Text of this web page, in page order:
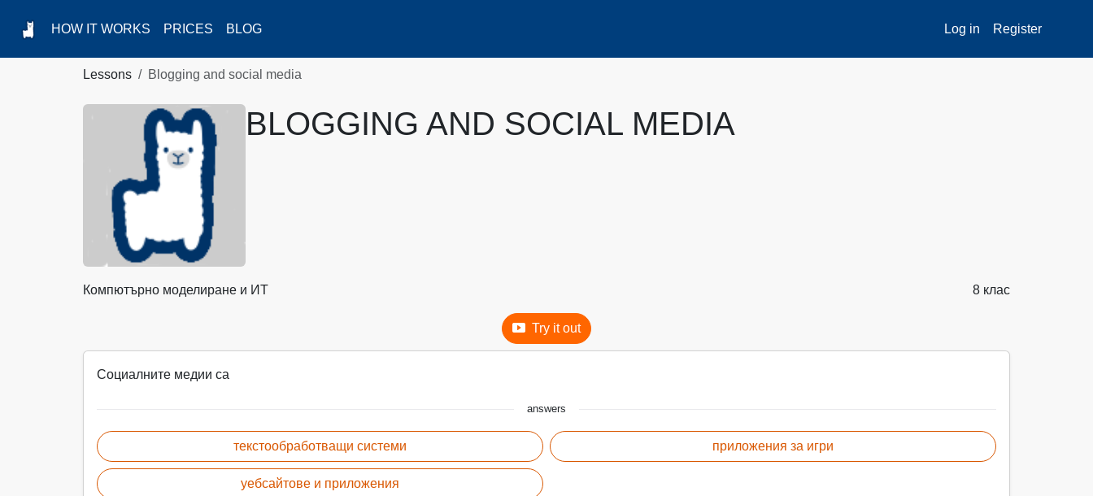
HOW IT WORKS PRICES BLOG Log in Register
Lessons Blogging and social media
BLOGGING AND SOCIAL MEDIA
Компютърно моделиране и ИТ 8 клас
Try it out
Социалните медии са
answers
текстообработващи системи
уебсайтове и приложения
приложения за игри